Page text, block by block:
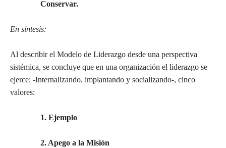
Conservar.
En síntesis:
Al describir el Modelo de Liderazgo desde una perspectiva
sistémica, se concluye que en una organización el liderazgo se
ejerce: -Internalizando, implantando y socializando-, cinco
valores:
1. Ejemplo
2. Apego a la Misión